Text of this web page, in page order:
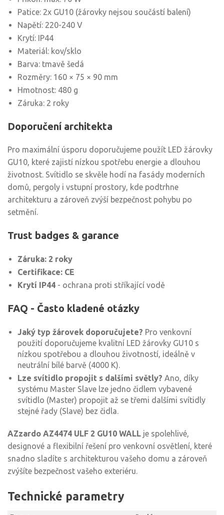
Patice: 2x GU10 (žárovky nejsou součástí balení)
Napětí: 220-240 V
Krytí: IP44
Materiál: kov/sklo
Barva: tmavě šedá
Rozměry: 160 × 75 × 90 mm
Hmotnost: 480 g
Záruka: 2 roky
Doporučení architekta
Pro maximální úsporu doporučujeme použít LED žárovky
GU10, které zajistí nízkou spotřebu energie a dlouhou
životnost. Svítidlo se skvěle hodí na fasády moderních
domů, pergoly i vstupní prostory, kde podtrhne
architekturu a zároveň zvýší bezpečnost pohybu po
setmění.
Trust badges & garance
Záruka: 2 roky
Certifikace: CE
Krytí IP44 - ochrana proti stříkající vodě
FAQ - Často kladené otázky
Jaký typ žárovek doporučujete? Pro venkovní
použití doporučujeme kvalitní LED žárovky GU10 s
nízkou spotřebou a dlouhou životností, ideálně v
neutrální bílé barvě (4000 K).
Lze svítidlo propojit s dalšími světly? Ano, díky
systému Master Slave lze jedno čidlem vybavené
svítidlo (Master) propojit až se třemi dalšími svítidly
stejné řady (Slave) bez čidla.
AZzardo AZ4474 ULF 2 GU10 WALL je spolehlivé,
designové a flexibilní řešení pro venkovní osvětlení, které
snadno sladíte s architekturou vašeho domu a zároveň
zvýšíte bezpečnost vašeho exteriéru.
Technické parametry